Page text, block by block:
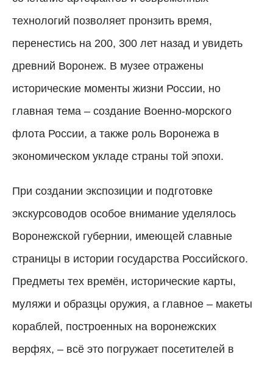
технологий позволяет пронзить время,
перенестись на 200, 300 лет назад и увидеть
древний Воронеж. В музее отражены
исторические моменты жизни России, но
главная тема – создание Военно-морского
флота России, а также роль Воронежа в
экономическом укладе страны той эпохи.
При создании экспозиции и подготовке
экскурсоводов особое внимание уделялось
Воронежской губернии, имеющей славные
страницы в истории государства Российского.
Предметы тех времён, исторические карты,
муляжи и образцы оружия, а главное – макеты
кораблей, построенных на воронежских
верфях, – всё это погружает посетителей в